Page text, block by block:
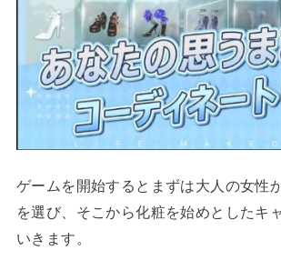
ゲームを開始するとまずは大人の女性
を選び、そこから化粧を始めとしたキ
いきます。